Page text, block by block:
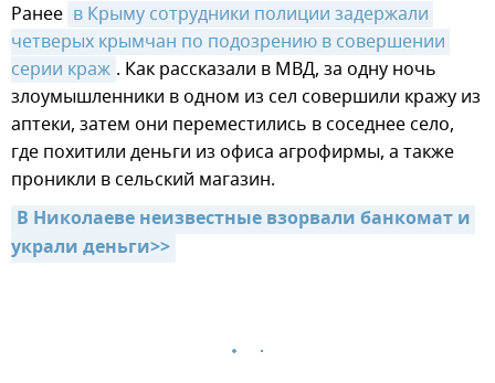
Ранее в Крыму сотрудники полиции задержали
четверых крымчан по подозрению в совершении
серии краж . Как рассказали в МВД, за одну ночь
злоумышленники в одном из сел совершили кражу из
аптеки, затем они переместились в соседнее село,
где похитили деньги из офиса агрофирмы, а также
проникли в сельский магазин.
В Николаеве неизвестные взорвали банкомат и
украли деньги>>